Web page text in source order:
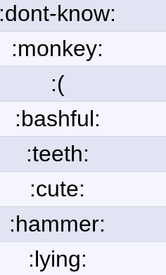
:dont-know:
:monkey:
:(
:bashful:
:teeth:
:cute:
:hammer:
:lying: